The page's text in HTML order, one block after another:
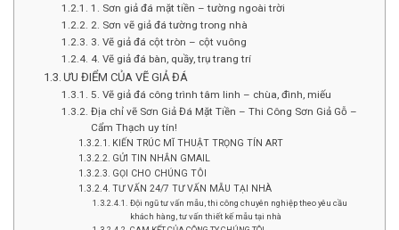
1. Sơn giả đá mặt tiền – tường ngoài trời
2. Sơn vẽ giả đá tường trong nhà
3. Vẽ giả đá cột tròn – cột vuông
4. Vẽ giả đá bàn, quầy, trụ trang trí
ƯU ĐIỂM CỦA VẼ GIẢ ĐÁ
5. Vẽ giả đá công trình tâm linh – chùa, đình, miếu
Địa chỉ vẽ Sơn Giả Đá Mặt Tiền – Thi Công Sơn Giả Gỗ –
Cẩm Thạch uy tín!
KIẾN TRÚC MĨ THUẬT TRỌNG TÍN ART
GỬI TIN NHẮN GMAIL
GỌI CHO CHÚNG TÔI
TƯ VẤN 24/7 TƯ VẤN MẪU TẠI NHÀ
Đội ngũ tư vấn mẫu, thi công chuyên nghiệp theo yêu cầu
khách hàng, tư vấn thiết kế mẫu tại nhà